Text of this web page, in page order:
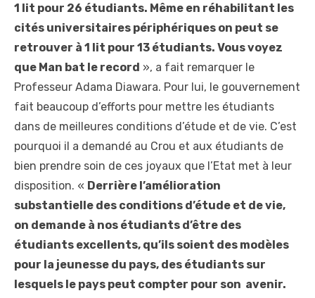
1 lit pour 26 étudiants. Même en réhabilitant les
cités universitaires périphériques on peut se
retrouver à 1 lit pour 13 étudiants. Vous voyez
que Man bat le record », a fait remarquer le
Professeur Adama Diawara. Pour lui, le gouvernement
fait beaucoup d’efforts pour mettre les étudiants
dans de meilleures conditions d’étude et de vie. C’est
pourquoi il a demandé au Crou et aux étudiants de
bien prendre soin de ces joyaux que l’Etat met à leur
disposition. « Derrière l’amélioration
substantielle des conditions d’étude et de vie,
on demande à nos étudiants d’être des
étudiants excellents, qu’ils soient des modèles
pour la jeunesse du pays, des étudiants sur
lesquels le pays peut compter pour son avenir.